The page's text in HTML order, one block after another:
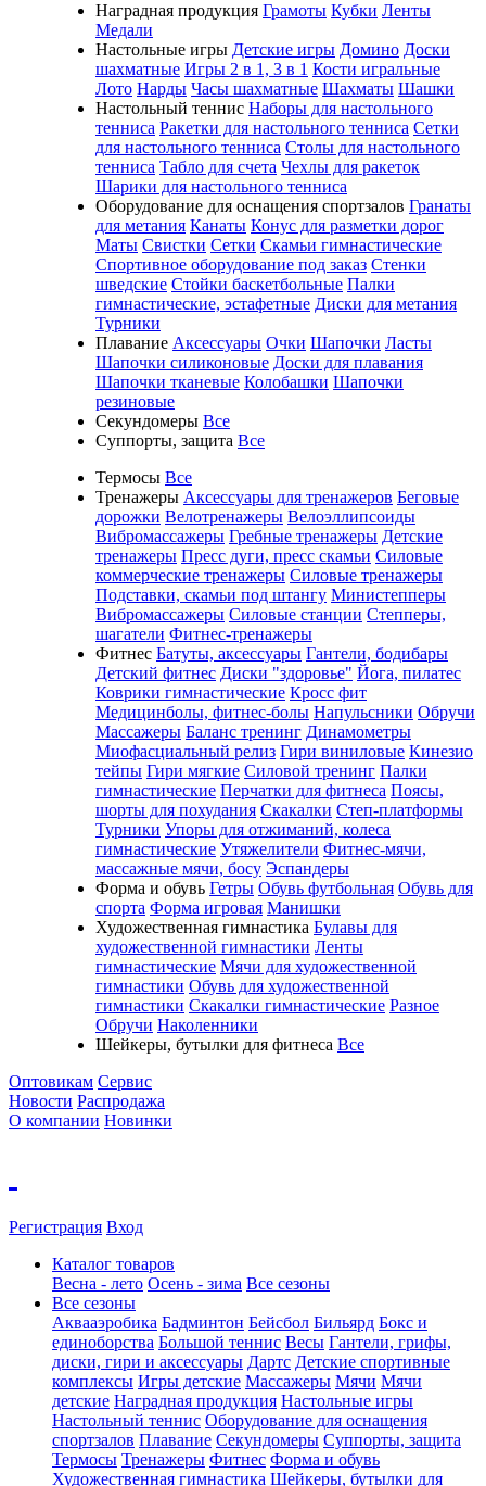
Наградная продукция Грамоты Кубки Ленты
Медали
Настольные игры Детские игры Домино Доски
шахматные Игры 2 в 1, 3 в 1 Кости игральные
Лото Нарды Часы шахматные Шахматы Шашки
Настольный теннис Наборы для настольного
тенниса Ракетки для настольного тенниса Сетки
для настольного тенниса Столы для настольного
тенниса Табло для счета Чехлы для ракеток
Шарики для настольного тенниса
Оборудование для оснащения спортзалов Гранаты
для метания Канаты Конус для разметки дорог
Маты Свистки Сетки Скамьи гимнастические
Спортивное оборудование под заказ Стенки
шведские Стойки баскетбольные Палки
гимнастические, эстафетные Диски для метания
Турники
Плавание Аксессуары Очки Шапочки Ласты
Шапочки силиконовые Доски для плавания
Шапочки тканевые Колобашки Шапочки
резиновые
Секундомеры Все
Суппорты, защита Все
Термосы Все
Тренажеры Аксессуары для тренажеров Беговые
дорожки Велотренажеры Велоэллипсоиды
Вибромассажеры Гребные тренажеры Детские
тренажеры Пресс дуги, пресс скамьи Силовые
коммерческие тренажеры Силовые тренажеры
Подставки, скамьи под штангу Министепперы
Вибромассажеры Силовые станции Степперы,
шагатели Фитнес-тренажеры
Фитнес Батуты, аксессуары Гантели, бодибары
Детский фитнес Диски "здоровье" Йога, пилатес
Коврики гимнастические Кросс фит
Медицинболы, фитнес-болы Напульсники Обручи
Массажеры Баланс тренинг Динамометры
Миофасциальный релиз Гири виниловые Кинезио
тейпы Гири мягкие Силовой тренинг Палки
гимнастические Перчатки для фитнеса Поясы,
шорты для похудания Скакалки Степ-платформы
Турники Упоры для отжиманий, колеса
гимнастические Утяжелители Фитнес-мячи,
массажные мячи, босу Эспандеры
Форма и обувь Гетры Обувь футбольная Обувь для
спорта Форма игровая Манишки
Художественная гимнастика Булавы для
художественной гимнастики Ленты
гимнастические Мячи для художественной
гимнастики Обувь для художественной
гимнастики Скакалки гимнастические Разное
Обручи Наколенники
Шейкеры, бутылки для фитнеса Все
Оптовикам Сервис
Новости Распродажа
О компании Новинки
Регистрация Вход
Каталог товаров
Весна - лето Осень - зима Все сезоны
Все сезоны
Аквааэробика Бадминтон Бейсбол Бильярд Бокс и
единоборства Большой теннис Весы Гантели, грифы,
диски, гири и аксессуары Дартс Детские спортивные
комплексы Игры детские Массажеры Мячи Мячи
детские Наградная продукция Настольные игры
Настольный теннис Оборудование для оснащения
спортзалов Плавание Секундомеры Суппорты, защита
Термосы Тренажеры Фитнес Форма и обувь
Художественная гимнастика Шейкеры, бутылки для